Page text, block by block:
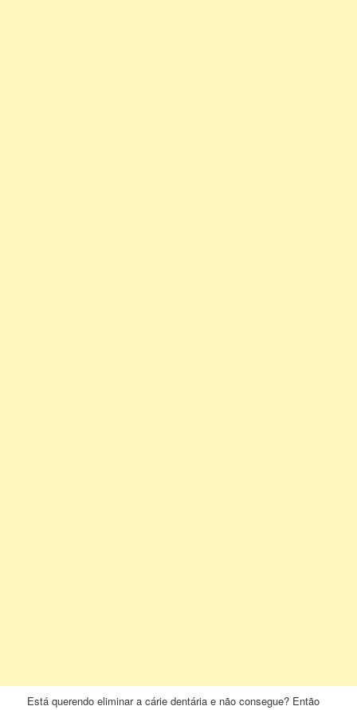
Está querendo eliminar a cárie dentária e não consegue? Então